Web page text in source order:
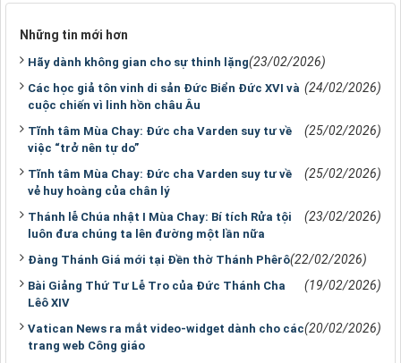
Những tin mới hơn
Hãy dành không gian cho sự thinh lặng(23/02/2026)
Các học giả tôn vinh di sản Đức Biển Đức XVI và
cuộc chiến vì linh hồn châu Âu
(24/02/2026)
Tĩnh tâm Mùa Chay: Đức cha Varden suy tư về
việc “trở nên tự do”
(25/02/2026)
Tĩnh tâm Mùa Chay: Đức cha Varden suy tư về
vẻ huy hoàng của chân lý
(25/02/2026)
Thánh lễ Chúa nhật I Mùa Chay: Bí tích Rửa tội
luôn đưa chúng ta lên đường một lần nữa
(23/02/2026)
Đàng Thánh Giá mới tại Đền thờ Thánh Phêrô(22/02/2026)
Bài Giảng Thứ Tư Lễ Tro của Đức Thánh Cha
Lêô XIV
(19/02/2026)
Vatican News ra mắt video-widget dành cho các
trang web Công giáo
(20/02/2026)